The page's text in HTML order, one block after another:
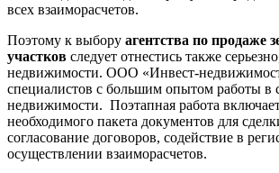
всех взаиморасчетов.
Поэтому к выбору агентства по продаже
участков следует отнестись также
недвижимости. ООО «Инвест-
специалистов с большим опытом работы в
недвижимости. Поэтапная работа
необходимого пакета документов для
согласование договоров, содействие в
осуществлении взаиморасчетов.